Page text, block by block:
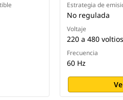
Estrategia de
No regulada
Voltaje
220 a 480 voltios
Frecuencia
60 Hz